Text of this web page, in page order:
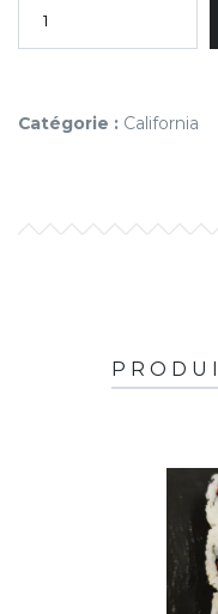
Catégorie : California